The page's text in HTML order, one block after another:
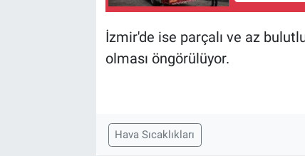
İzmir'de ise parçalı ve az
olması öngörülüyor.
Hava Sıcaklıkları